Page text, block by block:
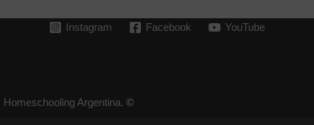
Instagram Facebook YouTube
Homeschooling Argentina. ©